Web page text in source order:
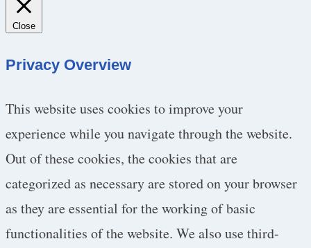
Close
Privacy Overview
This website uses cookies to improve your
experience while you navigate through the website.
Out of these cookies, the cookies that are
categorized as necessary are stored on your browser
as they are essential for the working of basic
functionalities of the website. We also use third-